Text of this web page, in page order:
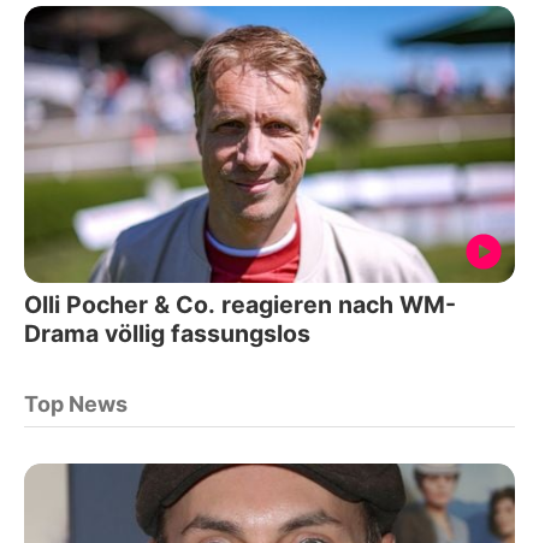
Olli Pocher & Co. reagieren nach WM-
Drama völlig fassungslos
Top News